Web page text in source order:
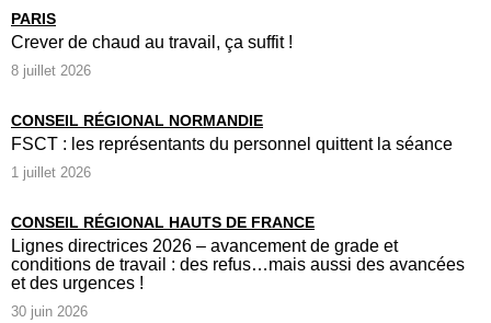
PARIS
Crever de chaud au travail, ça suffit !
8 juillet 2026
CONSEIL RÉGIONAL NORMANDIE
FSCT : les représentants du personnel quittent la séance
1 juillet 2026
CONSEIL RÉGIONAL HAUTS DE FRANCE
Lignes directrices 2026 – avancement de grade et
conditions de travail : des refus…mais aussi des avancées
et des urgences !
30 juin 2026